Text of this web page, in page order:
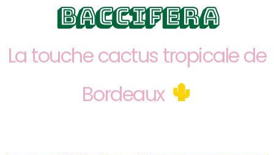
Baccifera
La touche cactus tropicale de
Bordeaux 🌵